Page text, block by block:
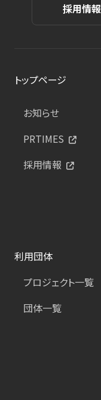
採用情報
トップページ
お知らせ
PRTIMES
採用情報
利用団体
プロジェクト一覧
団体一覧